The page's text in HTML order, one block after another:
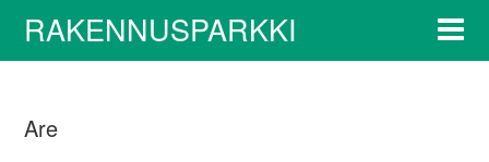
RAKENNUSPARKKI
Are